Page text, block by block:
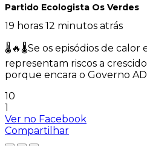
Partido Ecologista Os Verdes
19 horas 12 minutos atrás
🌡️🔥🌡️Se os episódios de
representam riscos a
porque encara o Governo
10
1
Ver no Facebook
Compartilhar